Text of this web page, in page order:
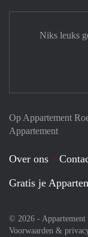
Op Appartement
Appartement
Over ons
Gratis je
© 2026 -
Voorwaarden &
Niks leuks